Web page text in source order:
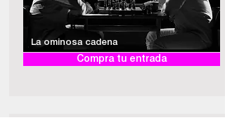
La ominosa cadena
Compra tu entrada